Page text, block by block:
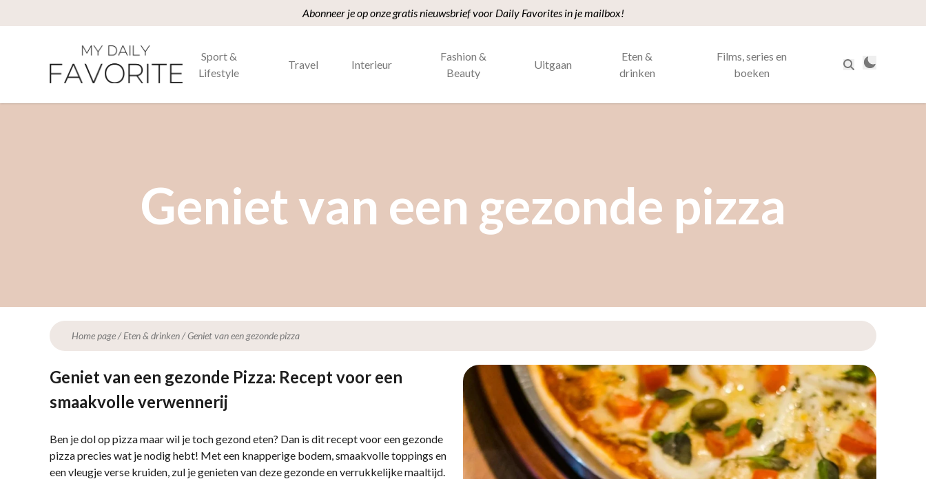
Abonneer je op onze gratis nieuwsbrief voor Daily Favorites in je mailbox!
Sport &
Lifestyle
Travel Interieur
Fashion &
Beauty
Uitgaan
Eten &
drinken
Films, series en
boeken
Geniet van een gezonde pizza
Home page/Eten & drinken/Geniet van een gezonde pizza
Geniet van een gezonde Pizza: Recept voor een
smaakvolle verwennerij
Ben je dol op pizza maar wil je toch gezond eten? Dan is dit recept voor een gezonde
pizza precies wat je nodig hebt! Met een knapperige bodem, smaakvolle toppings en
een vleugje verse kruiden, zul je genieten van deze gezonde en verrukkelijke maaltijd.